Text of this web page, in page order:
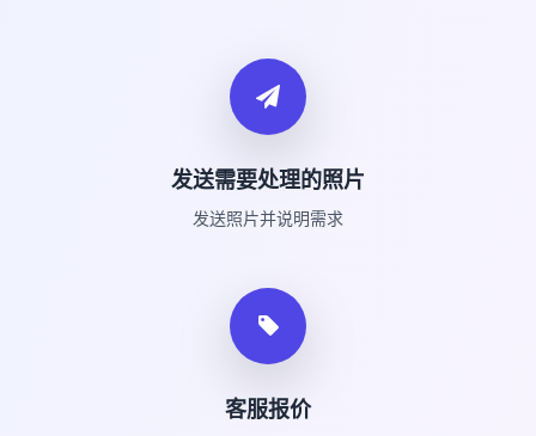
发送需要处理的照片
发送照片并说明需求
客服报价